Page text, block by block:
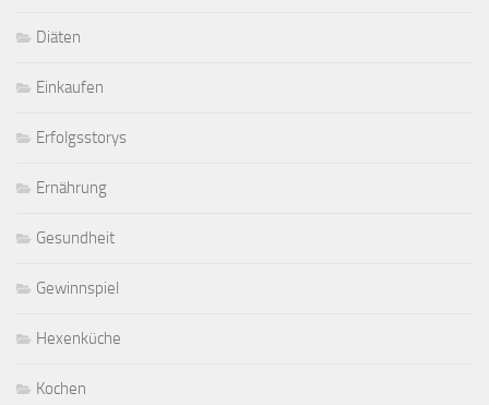
Diäten
Einkaufen
Erfolgsstorys
Ernährung
Gesundheit
Gewinnspiel
Hexenküche
Kochen